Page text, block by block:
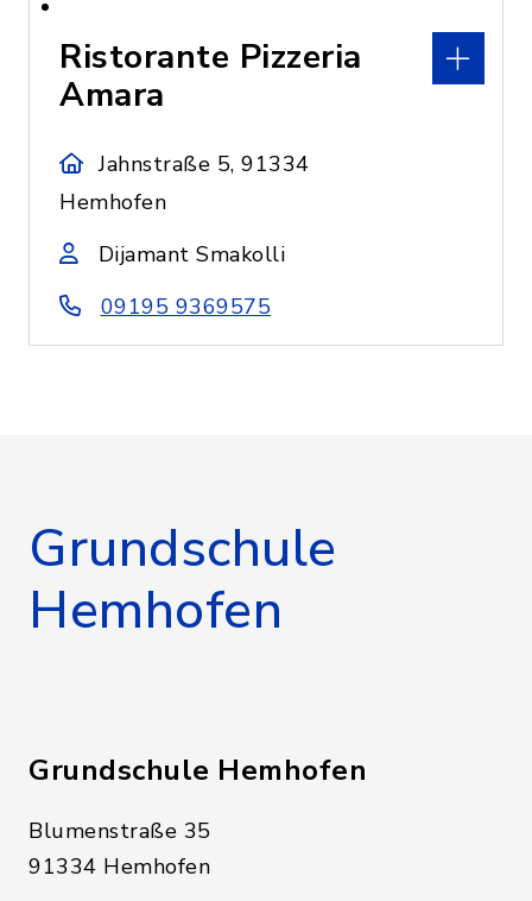
Ristorante Pizzeria
Amara
Jahnstraße 5, 91334
Hemhofen
Dijamant Smakolli
09195 9369575
Grundschule
Hemhofen
Grundschule Hemhofen
Blumenstraße 35
91334 Hemhofen